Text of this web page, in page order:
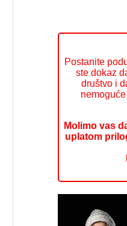
Postanite
ste dokaz
društvo i
Molimo vas
uplatom